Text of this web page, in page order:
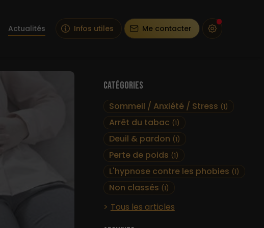
Actualités Infos utiles Me contacter
Catégories
Sommeil / Anxiété / Stress (1)
Arrêt du tabac (1)
Deuil & pardon (1)
Perte de poids (1)
L'hypnose contre les phobies (1)
Non classés (1)
Tous les articles